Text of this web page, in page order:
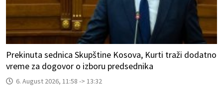
Prekinuta sednica Skupštine Kosova, Kurti traži dodatno
vreme za dogovor o izboru predsednika
6. August 2026, 11:58 -> 13:32